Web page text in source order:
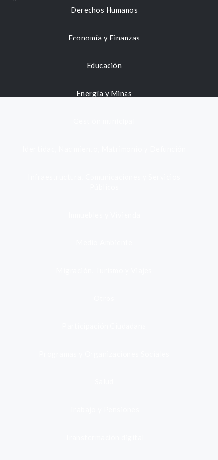
Derechos Humanos
Economía y Finanzas
Educación
Energía y Minas